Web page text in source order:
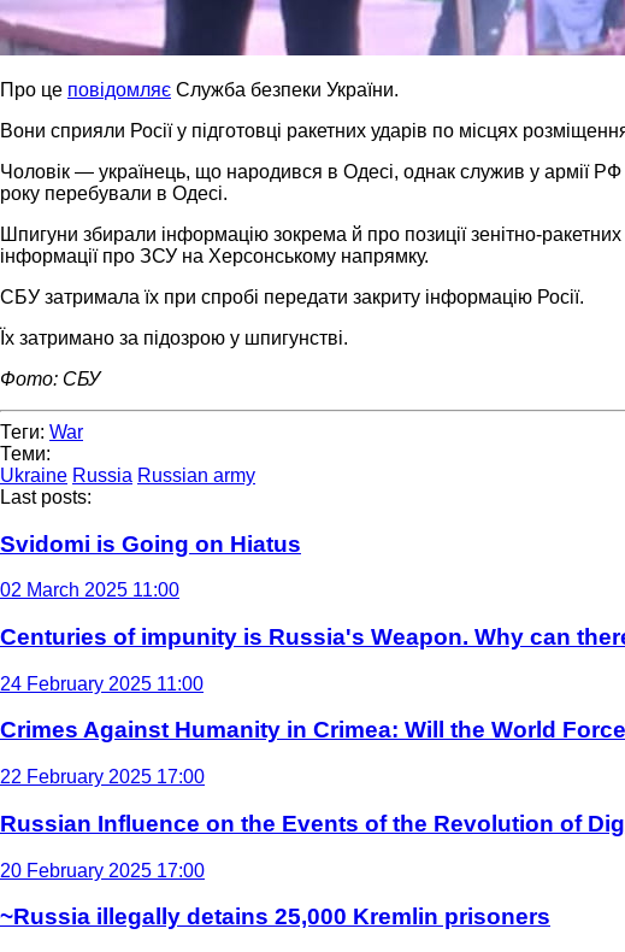
Про це повідомляє Служба безпеки України.
Вони сприяли Росії у підготовці ракетних ударів по місцях
Чоловік — українець, що народився в Одесі, однак служив у армії
року перебували в Одесі.
Шпигуни збирали інформацію зокрема й про позиції зенітно-
інформації про ЗСУ на Херсонському напрямку.
СБУ затримала їх при спробі передати закриту інформацію Росії.
Їх затримано за підозрою у шпигунстві.
Фото: СБУ
Теги: War
Теми:
Ukraine Russia Russian army
Last posts:
Svidomi is Going on Hiatus
02 March 2025 11:00
Centuries of impunity is Russia's Weapon. Why can
24 February 2025 11:00
Crimes Against Humanity in Crimea: Will the World
22 February 2025 17:00
Russian Influence on the Events of the Revolution of
20 February 2025 17:00
~Russia illegally detains 25,000 Kremlin prisoners